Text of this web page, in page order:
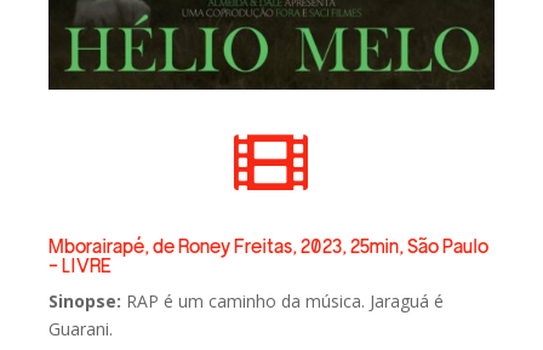

Mborairapé, de Roney Freitas, 2023, 25min, São Paulo
- LIVRE
Sinopse: RAP é um caminho da música. Jaraguá é
Guarani.